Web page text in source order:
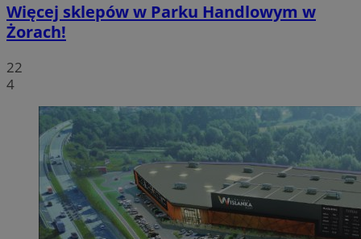
Więcej sklepów w Parku Handlowym w
Żorach!
22
4